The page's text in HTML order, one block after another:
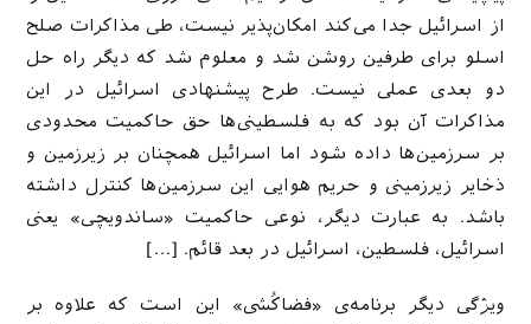
از اسرائیل جدا می‌کند امکان‌پذیر نیست، طی مذاکرات صلح
اسلو برای طرفین روشن شد و معلوم شد که دیگر راه حل
دو بعدی عملی نیست. طرح پیشنهادی اسرائیل در این
مذاکرات آن بود که به فلسطینی‌ها حق حاکمیت محدودی
بر سرزمین‌ها داده شود اما اسرائیل همچنان بر زیرزمین و
ذخایر زیرزمینی و حریم هوایی این سرزمین‌ها کنترل داشته
باشد. به عبارت دیگر، نوعی حاکمیت «ساندویچی» یعنی
اسرائیل، فلسطین، اسرائیل در بعد قائم. […]
ویژگی دیگر برنامه‌ی «فضاکُشی» این است که علاوه بر